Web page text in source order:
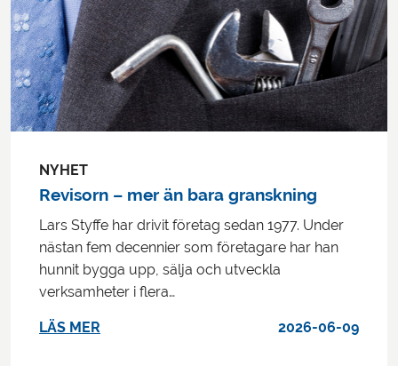
NYHET
Revisorn – mer än bara granskning
Lars Styffe har drivit företag sedan 1977. Under
nästan fem decennier som företagare har han
hunnit bygga upp, sälja och utveckla
verksamheter i flera…
LÄS MER 2026-06-09